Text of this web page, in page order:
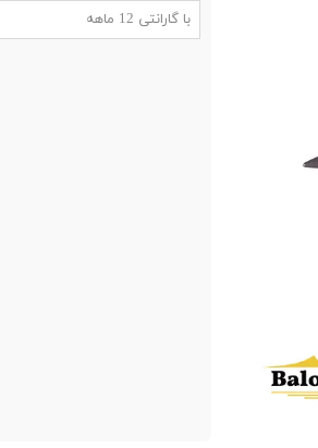
با گارانتی 12 ماهه